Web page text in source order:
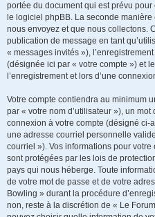
portée du document qui est prévu
le logiciel phpBB. La seconde
nous envoyez et que nous collectons.
publication de message en tant
« messages invités »),
(désignée ici par « votre compte ») et
l’enregistrement et lors d’une
Votre compte contiendra au minimum
par « votre nom d’utilisateur »), un
connexion à votre compte (désigné ci-
une adresse courriel personnelle
courriel »). Vos informations pour
sont protégées par les lois de
pays qui nous héberge. Toute
de votre mot de passe et de votre
Bowling » durant la procédure
non, reste à la discrétion de « Le